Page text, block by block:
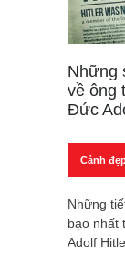
Những
về ông
Đức
Cảnh
Những
bạo nhất
Adolf